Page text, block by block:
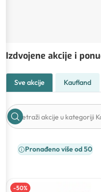
Izdvojene akcije i
Sve akcije Kaufland
Pronađeno više od 50
-50%